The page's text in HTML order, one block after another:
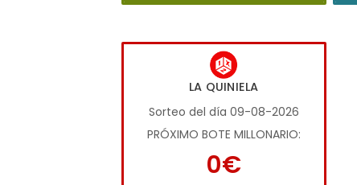
LA QUINIELA
Sorteo del día 09-08-2026
PRÓXIMO BOTE MILLONARIO:
0€